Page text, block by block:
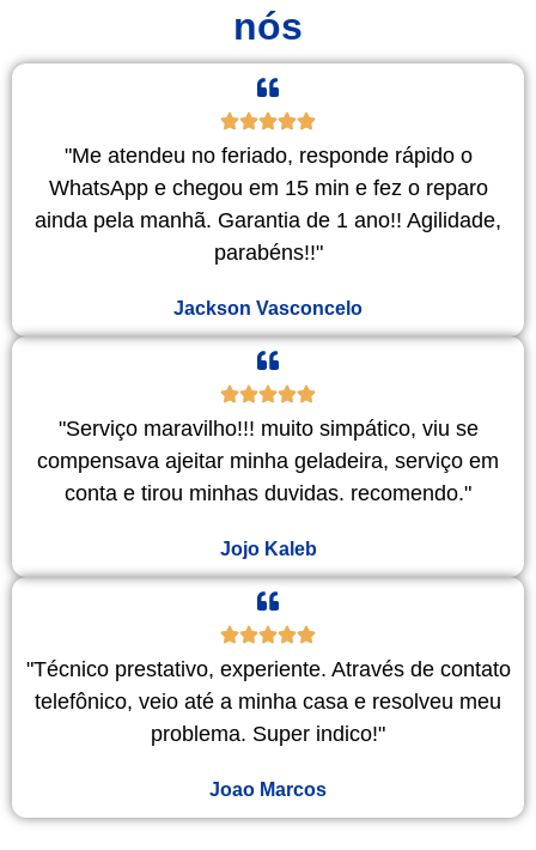
nós
"Me atendeu no feriado, responde rápido o
WhatsApp e chegou em 15 min e fez o reparo
ainda pela manhã. Garantia de 1 ano!! Agilidade,
parabéns!!"
Jackson Vasconcelo
"Serviço maravilho!!! muito simpático, viu se
compensava ajeitar minha geladeira, serviço em
conta e tirou minhas duvidas. recomendo."
Jojo Kaleb
"Técnico prestativo, experiente. Através de contato
telefônico, veio até a minha casa e resolveu meu
problema. Super indico!"
Joao Marcos